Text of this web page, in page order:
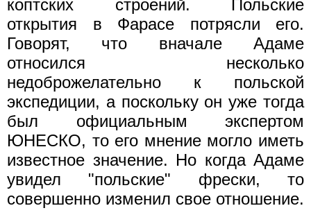
коптских строений. Польские
открытия в Фарасе потрясли его.
Говорят, что вначале Адаме
относился несколько
недоброжелательно к польской
экспедиции, а поскольку он уже тогда
был официальным экспертом
ЮНЕСКО, то его мнение могло иметь
известное значение. Но когда Адаме
увидел "польские" фрески, то
совершенно изменил свое отношение.